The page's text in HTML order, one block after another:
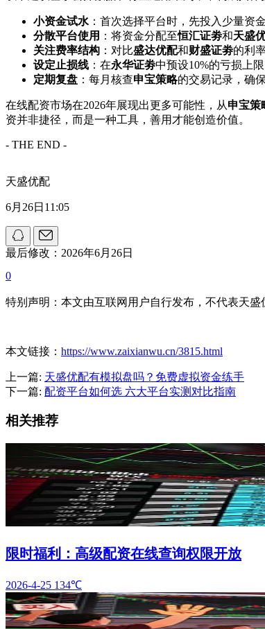
小资金试水 ：首次选择平台时，先投入少量资
分散平台使用 ：将资金分配至恒汇证劵和天盛
关注费率结构 ：对比盛达优配和财盛证劵的利
设定止损线 ：在永华证劵中预设10%的亏损上
定期复盘 ：每月核查申宝策略的交易记录，确
在线配资市场在2026年展现出更多可能性，从申宝策
资并非捷径，而是一种工具，善用才能创造价值。
- THE END -
天盛优配
6月26日11:05
最后修改：2026年6月26日
0
特别声明：本文由互联网用户自行发布，不代表天盛
本文链接： https://www.zaixianwu.cn/3815.html
上一篇: 天盛优配有模拟盘吗？免费虚拟资金练手
下一篇: 配资平台如何选 六大平台实测对比指南
相关推荐
限时福利：高级配资在线查询权限开放
2026-4-25 134℃